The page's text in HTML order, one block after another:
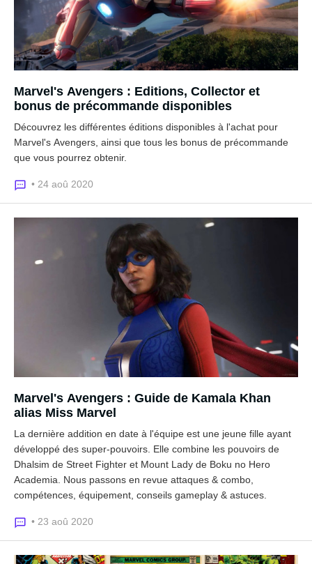
Marvel's Avengers : Editions, Collector et
bonus de précommande disponibles
Découvrez les différentes éditions disponibles à l'achat pour
Marvel's Avengers, ainsi que tous les bonus de précommande
que vous pourrez obtenir.
• 24 aoû 2020
Marvel's Avengers : Guide de Kamala Khan
alias Miss Marvel
La dernière addition en date à l'équipe est une jeune fille ayant
développé des super-pouvoirs. Elle combine les pouvoirs de
Dhalsim de Street Fighter et Mount Lady de Boku no Hero
Academia. Nous passons en revue attaques & combo,
compétences, équipement, conseils gameplay & astuces.
• 23 aoû 2020